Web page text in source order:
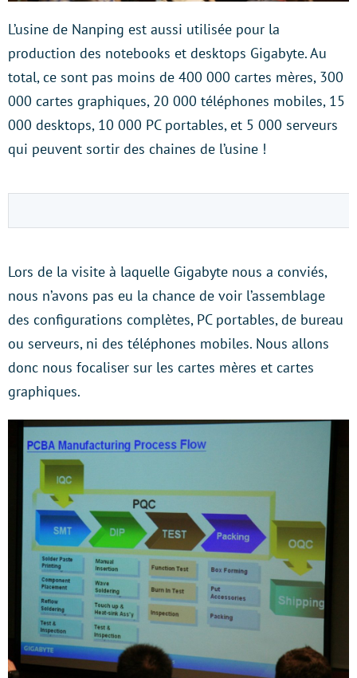
L’usine de Nanping est aussi utilisée pour la
production des notebooks et desktops Gigabyte. Au
total, ce sont pas moins de 400 000 cartes mères, 300
000 cartes graphiques, 20 000 téléphones mobiles, 15
000 desktops, 10 000 PC portables, et 5 000 serveurs
qui peuvent sortir des chaines de l’usine !
Lors de la visite à laquelle Gigabyte nous a conviés,
nous n’avons pas eu la chance de voir l’assemblage
des configurations complètes, PC portables, de bureau
ou serveurs, ni des téléphones mobiles. Nous allons
donc nous focaliser sur les cartes mères et cartes
graphiques.